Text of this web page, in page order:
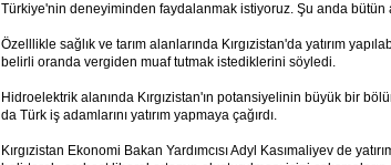
Türkiye'nin deneyiminden faydalanmak istiyoruz. Şu anda bütün
Özelllikle sağlık ve tarım alanlarında Kırgızistan'da yatırım
belirli oranda vergiden muaf tutmak istediklerini söyledi.
Hidroelektrik alanında Kırgızistan'ın potansiyelinin büyük bir
da Türk iş adamlarını yatırım yapmaya çağırdı.
Kırgızistan Ekonomi Bakan Yardımcısı Adyl Kasımaliyev de